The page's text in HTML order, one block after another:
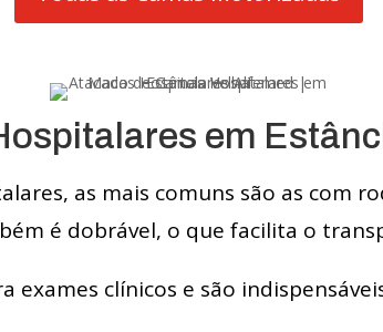
em
as mais comuns são as com
é dobrável, o que facilita o
exames clínicos e são